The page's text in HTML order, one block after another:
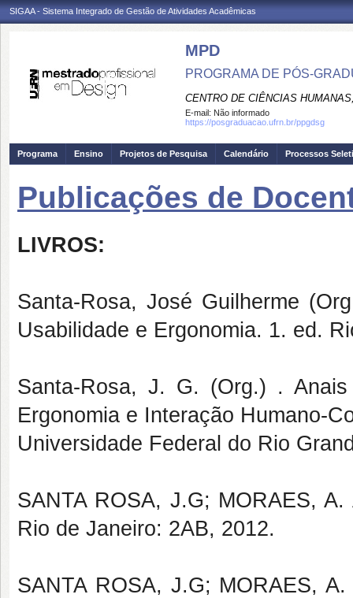
SIGAA - Sistema Integrado de Gestão de Atividades Acadêmicas
MPD
PROGRAMA DE PÓS-
CENTRO DE CIÊNCIAS
E-mail: Não informado
https://posgraduacao.ufrn.br/ppgdsg
Programa Ensino Projetos de Pesquisa Calendário Processos
Publicações de
LIVROS:
Santa-Rosa, José Guilherme
Usabilidade e Ergonomia. 1. ed.
Santa-Rosa, J. G. (Org.) .
Ergonomia e Interação Humano-
Universidade Federal do Rio
SANTA ROSA, J.G; MORAES,
Rio de Janeiro: 2AB, 2012.
SANTA ROSA, J.G; MORAES,